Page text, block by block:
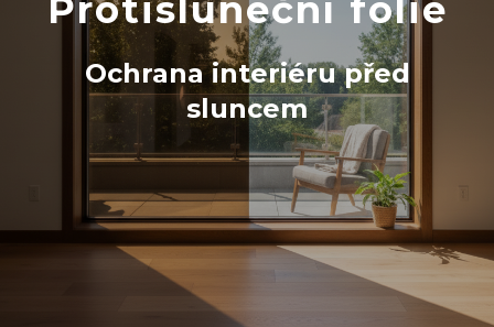
Protisluneční fólie
Ochrana interiéru před
sluncem